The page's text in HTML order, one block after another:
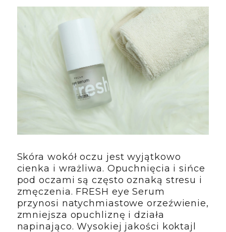
Skóra wokół oczu jest wyjątkowo
cienka i wrażliwa. Opuchnięcia i sińce
pod oczami są często oznaką stresu i
zmęczenia. FRESH eye Serum
przynosi natychmiastowe orzeźwienie,
zmniejsza opuchliznę i działa
napinająco. Wysokiej jakości koktajl